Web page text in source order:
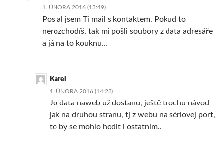
1. ÚNORA 2016 (13:49)
Poslal jsem Ti mail s kontaktem. Pokud to
nerozchodíš, tak mi pošli soubory z data adresáře
a já na to kouknu…
Karel
1. ÚNORA 2016 (14:23)
Jo data naweb už dostanu, ještě trochu návod
jak na druhou stranu, tj z webu na sériovej port,
to by se mohlo hodit i ostatním..